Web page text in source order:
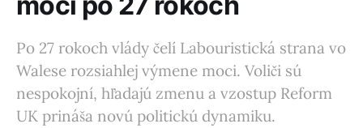
Po 27 rokoch vlády čelí Labouristická strana vo
Walese rozsiahlej výmene moci. Voliči sú
nespokojní, hľadajú zmenu a vzostup Reform
UK prináša novú politickú dynamiku.